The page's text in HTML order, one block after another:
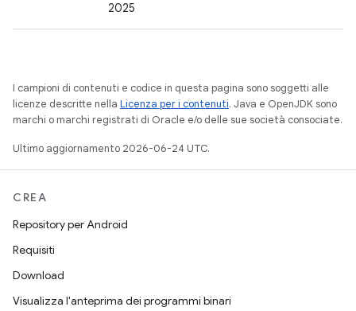
2025
I campioni di contenuti e codice in questa pagina sono soggetti alle
licenze descritte nella Licenza per i contenuti. Java e OpenJDK sono
marchi o marchi registrati di Oracle e/o delle sue società consociate.
Ultimo aggiornamento 2026-06-24 UTC.
CREA
Repository per Android
Requisiti
Download
Visualizza l'anteprima dei programmi binari